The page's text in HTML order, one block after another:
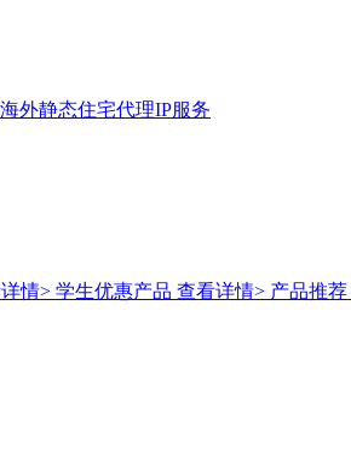
外静态住宅代理IP服务
情> 学生优惠产品 查看详情> 产品推荐